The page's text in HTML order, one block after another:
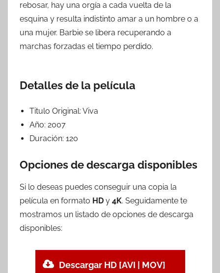
rebosar, hay una orgía a cada vuelta de la
esquina y resulta indistinto amar a un hombre o a
una mujer. Barbie se libera recuperando a
marchas forzadas el tiempo perdido.
Detalles de la película
Titulo Original: Viva
Año: 2007
Duración: 120
Opciones de descarga disponibles
Si lo deseas puedes conseguir una copia la
película en formato HD y 4K. Seguidamente te
mostramos un listado de opciones de descarga
disponibles:
Descargar HD [AVI | MOV]